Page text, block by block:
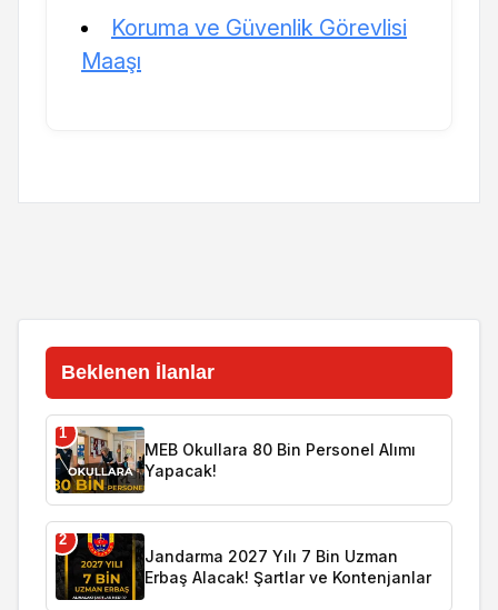
Koruma ve Güvenlik Görevlisi
Maaşı
Beklenen İlanlar
1
MEB Okullara 80 Bin Personel Alımı
Yapacak!
2
Jandarma 2027 Yılı 7 Bin Uzman
Erbaş Alacak! Şartlar ve Kontenjanlar